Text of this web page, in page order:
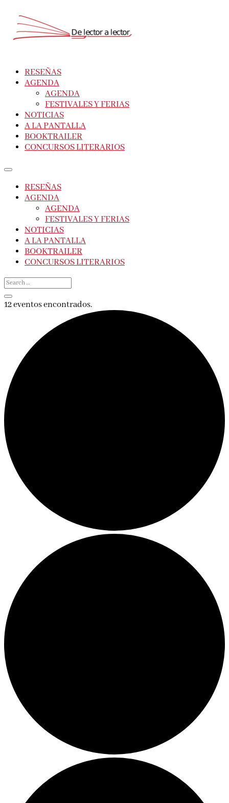
RESEÑAS
AGENDA
AGENDA
FESTIVALES Y FERIAS
NOTICIAS
A LA PANTALLA
BOOKTRAILER
CONCURSOS LITERARIOS
RESEÑAS
AGENDA
AGENDA
FESTIVALES Y FERIAS
NOTICIAS
A LA PANTALLA
BOOKTRAILER
CONCURSOS LITERARIOS
12 eventos encontrados.